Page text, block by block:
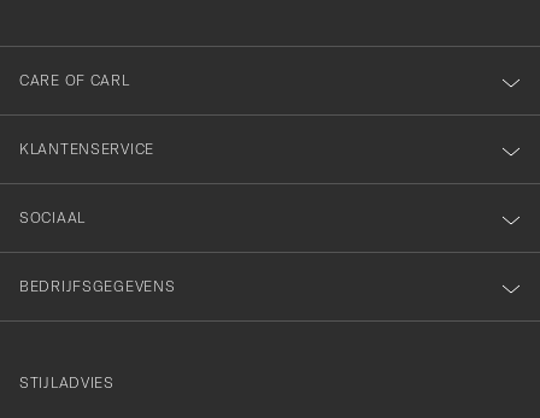
onze
nieuwsbrief!
CARE OF CARL
KLANTENSERVICE
SOCIAAL
BEDRIJFSGEGEVENS
STIJLADVIES